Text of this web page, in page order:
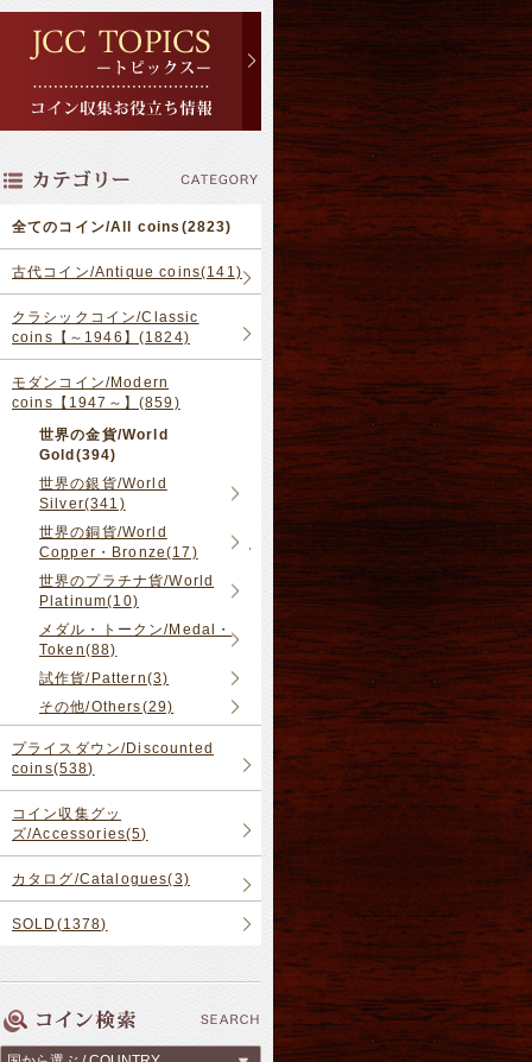
全てのコイン/All coins(2823)
古代コイン/Antique coins(141)
クラシックコイン/Classic
coins【～1946】(1824)
モダンコイン/Modern
coins【1947～】(859)
世界の金貨/World
Gold(394)
世界の銀貨/World
Silver(341)
世界の銅貨/World
Copper・Bronze(17)
世界のプラチナ貨/World
Platinum(10)
メダル・トークン/Medal・
Token(88)
試作貨/Pattern(3)
その他/Others(29)
プライスダウン/Discounted
coins(538)
コイン収集グッ
ズ/Accessories(5)
カタログ/Catalogues(3)
SOLD(1378)